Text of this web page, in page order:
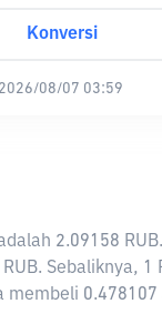
Konversi
2026/08/07 03:59
2.09158 RUB
Sebaliknya, 1
membeli 0.478107